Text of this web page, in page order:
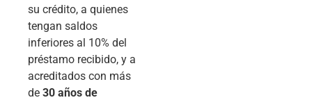
su crédito, a quienes
tengan saldos
inferiores al 10% del
préstamo recibido, y a
acreditados con más
de 30 años de